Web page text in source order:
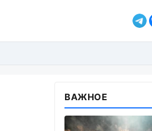
ВАЖНОЕ